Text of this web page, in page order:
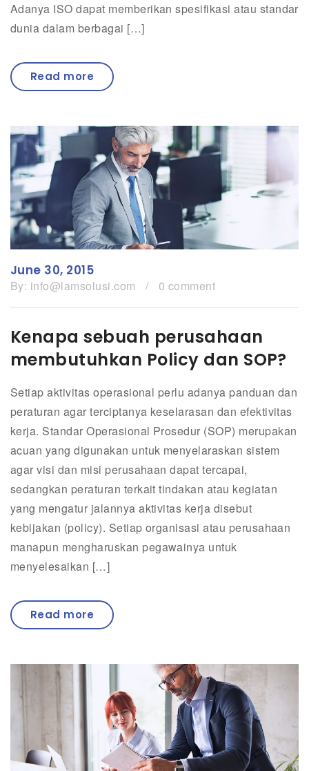
Adanya ISO dapat memberikan spesifikasi atau standar
dunia dalam berbagai […]
Read more
June 30, 2015
By: info@lamsolusi.com / 0 comment
Kenapa sebuah perusahaan
membutuhkan Policy dan SOP?
Setiap aktivitas operasional perlu adanya panduan dan
peraturan agar terciptanya keselarasan dan efektivitas
kerja. Standar Operasional Prosedur (SOP) merupakan
acuan yang digunakan untuk menyelaraskan sistem
agar visi dan misi perusahaan dapat tercapai,
sedangkan peraturan terkait tindakan atau kegiatan
yang mengatur jalannya aktivitas kerja disebut
kebijakan (policy). Setiap organisasi atau perusahaan
manapun mengharuskan pegawainya untuk
menyelesaikan […]
Read more